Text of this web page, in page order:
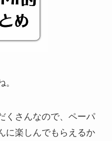
くさんなので、ペーパ
に楽しんでもらえるか